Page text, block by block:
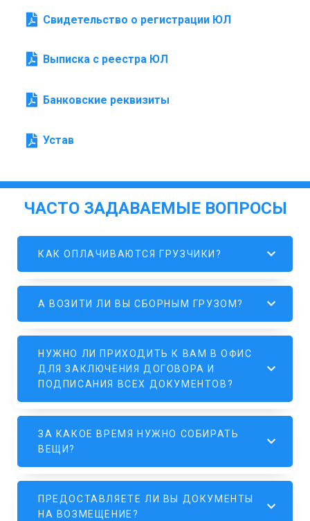
Свидетельство о регистрации ЮЛ
Выписка с реестра ЮЛ
Банковские реквизиты
Устав
ЧАСТО ЗАДАВАЕМЫЕ ВОПРОСЫ
КАК ОПЛАЧИВАЮТСЯ ГРУЗЧИКИ?
А ВОЗИТИ ЛИ ВЫ СБОРНЫМ ГРУЗОМ?
НУЖНО ЛИ ПРИХОДИТЬ К ВАМ В ОФИС
ДЛЯ ЗАКЛЮЧЕНИЯ ДОГОВОРА И
ПОДПИСАНИЯ ВСЕХ ДОКУМЕНТОВ?
ЗА КАКОЕ ВРЕМЯ НУЖНО СОБИРАТЬ
ВЕЩИ?
ПРЕДОСТАВЛЯЕТЕ ЛИ ВЫ ДОКУМЕНТЫ
НА ВОЗМЕЩЕНИЕ?